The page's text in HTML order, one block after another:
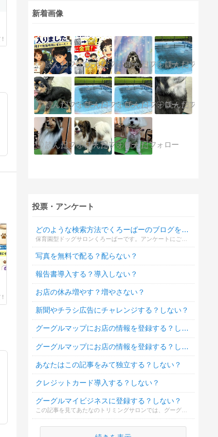
新着画像
投票・アンケート
どのような検索方法でくろーばーのブログを知りましたか？
写真を無料で配る？配らない？
報告書導入する？導入しない？
お店の休み増やす？増やさない？
新聞やチラシ広告にチャレンジする？しない？
グーグルマップにお店の情報を登録する？しない？
グーグルマップにお店の情報を登録する？しない？
あなたはこの記事をみて独立する？しない？
クレジットカード導入する？しない？
グーグルマイビジネスに登録する？しない？
この記事を見てあたなのトリミングサロンでは、グーグルマイビジネスに登録しようとおもいましたか？よかったらアンケートに答えてみてくださいね。